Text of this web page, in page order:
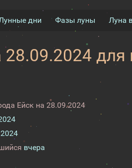
дни Фазы луны Луна
для
Ейск на 28.09.2024
вчера